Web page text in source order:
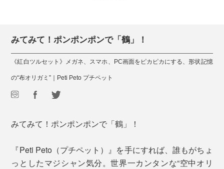
みてみて！ポンポンポンで「鶴」！
《紅白ツルセット》メガネ、スマホ、PC画面をピカピカにする、形状記憶
の“布オリガミ”｜Peti Peto プチペット
みてみて！ポンポンポンで「鶴」！
『Peti Peto（プチペット）』を手にすれば、誰もがちょ
っとしたマジシャン気分。世界一カンタンな“空中オリ